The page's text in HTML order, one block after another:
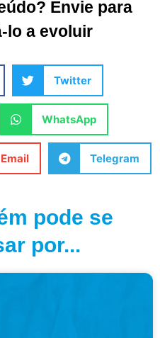
Envie para
lo a evoluir
Twitter
WhatsApp
Email Telegram
pode se
por...